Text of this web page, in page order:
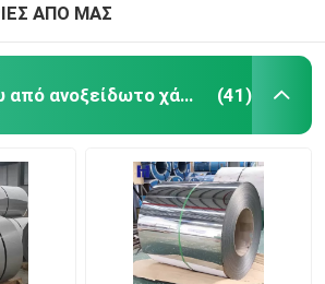
ραφή από ανοξείδωτο χάλυβα
σωλήνας από ανοξείδωτο χάλυβα
χάλυβα
από ανοξείδωτο χάλυβα
ΑΠΟ ΜΑΣ
Λωρίδα πηνίου από ανοξείδωτο χάλυβα (41)